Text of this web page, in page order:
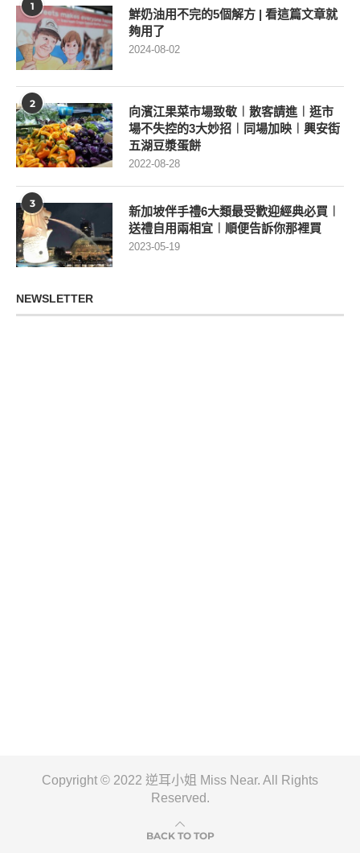
1
鮮奶油用不完的5個解方 | 看這篇文章就
夠用了
2024-08-02
2
向濱江果菜市場致敬︱散客請進︱逛市
場不失控的3大妙招︱同場加映︱興安街
五湖豆漿蛋餅
2022-08-28
3
新加坡伴手禮6大類最受歡迎經典必買︱
送禮自用兩相宜︱順便告訴你那裡買
2023-05-19
NEWSLETTER
Copyright © 2022 逆耳小姐 Miss Near. All Rights
Reserved.
BACK TO TOP